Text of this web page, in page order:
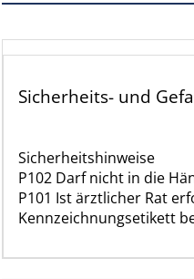
Sicherheits- und
Sicherheitshinweise
P102 Darf nicht in die
P101 Ist ärztlicher Rat
Kennzeichnungsetikett